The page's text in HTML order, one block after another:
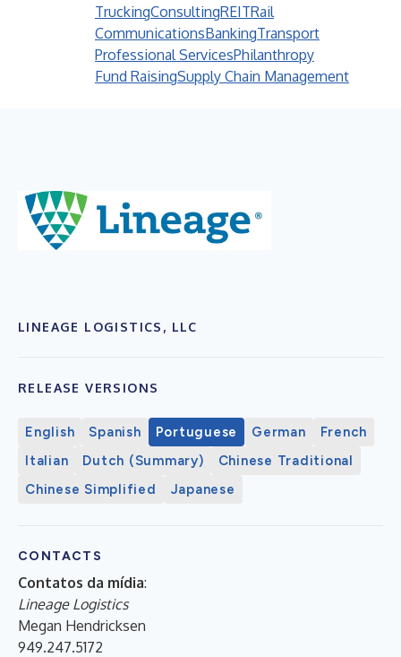
TruckingConsultingREITRail
CommunicationsBankingTransport
Professional ServicesPhilanthropy
Fund RaisingSupply Chain Management
LINEAGE LOGISTICS, LLC
RELEASE VERSIONS
English Spanish Portuguese German
French
Italian
Dutch (Summary)
Chinese Traditional
Chinese Simplified
Japanese
CONTACTS
Contatos da mídia:
Lineage Logistics
Megan Hendricksen
949.247.5172